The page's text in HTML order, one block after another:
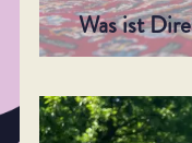
Was ist
wirklich